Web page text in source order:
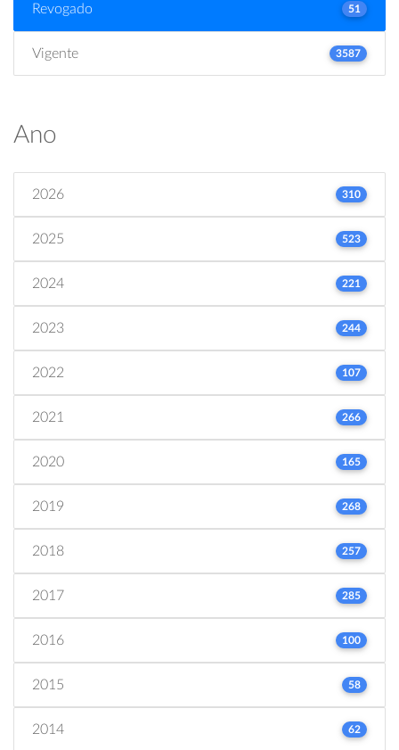
Revogado 51
Vigente 3587
Ano
2026 310
2025 523
2024 221
2023 244
2022 107
2021 266
2020 165
2019 268
2018 257
2017 285
2016 100
2015 58
2014 62